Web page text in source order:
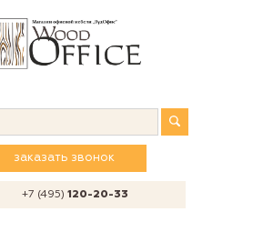
заказать звонок
+7 (495)120-20-33